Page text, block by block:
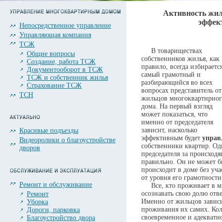
Непосредственное управление
Управляющая компания
ТСЖ
Общие вопросы
Создание, работа ТСЖ
Документооборот в ТСЖ
ТСЖ и собственник жилья
Страхование ТСЖ
ТСН
Красивые подъезды
Видеоролики о благоустройстве
дворов
Ремонт и обслуживание
Ремонт
Уборка
Дороги, парковка
Благоустройство двора
Активность
В товариществах
собственников жилья, как
правило, всегда
самый грамотный и
разбирающийся во всех
вопросах представитель от
жильцов
дома. На первый взгляд
может показаться, что
именно от председателя
зависит, насколько
эффективным будет
собственники квартир.
председателя за
правильно. Он не может
происходит в доме без
от уровня его
Все, кто проживает в
осознавать свою долю
Именно от жильцов
проживания их самих.
своевременное и